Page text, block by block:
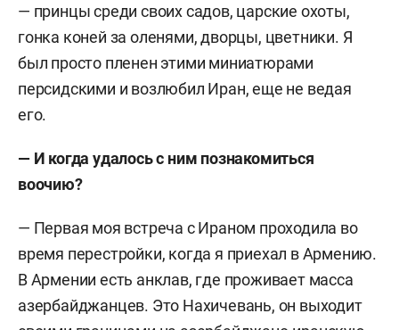
Родился в 1938 году в Тбилиси в семье,
происходящей от молокан, высланных в
Закавказье Екатериной II.
руководителем туристских групп в Хибинах, в
геологической партии в Туве.
С 1970-го — корреспондент «Литературной
газеты» в Афганистане, Никарагуа, Камбодже,
Анголе, других горячих точках. Тогда его
называли «соловьем Генштаба». Во время
— принцы среди своих садов, царские охоты,
гонка коней за оленями, дворцы, цветники. Я
был просто пленен этими миниатюрами
персидскими и возлюбил Иран, еще не ведая
его.
— И когда удалось с ним познакомиться
воочию?
— Первая моя встреча с Ираном проходила во
время перестройки, когда я приехал в Армению.
В Армении есть анклав, где проживает масса
азербайджанцев. Это Нахичевань, он выходит